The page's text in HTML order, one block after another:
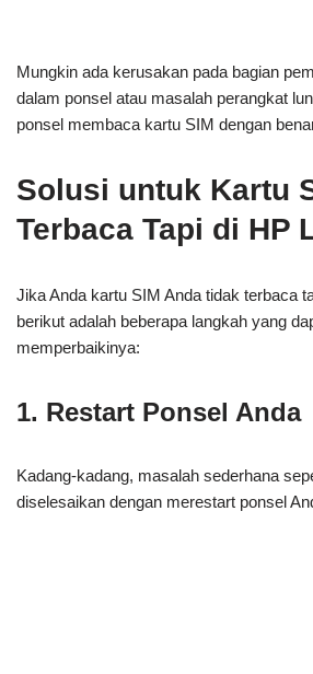
Mungkin ada kerusakan pada bagian
dalam ponsel atau masalah perangkat
ponsel membaca kartu SIM dengan
Solusi untuk Kartu
Terbaca Tapi di HP
Jika Anda kartu SIM Anda tidak terbaca
berikut adalah beberapa langkah yang
memperbaikinya:
1. Restart Ponsel Anda
Kadang-kadang, masalah sederhana
diselesaikan dengan merestart ponsel